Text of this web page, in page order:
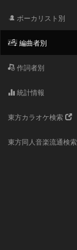
ボーカリスト別
編曲者別
作詞者別
統計情報
東方カラオケ検索
東方同人音楽流通検索